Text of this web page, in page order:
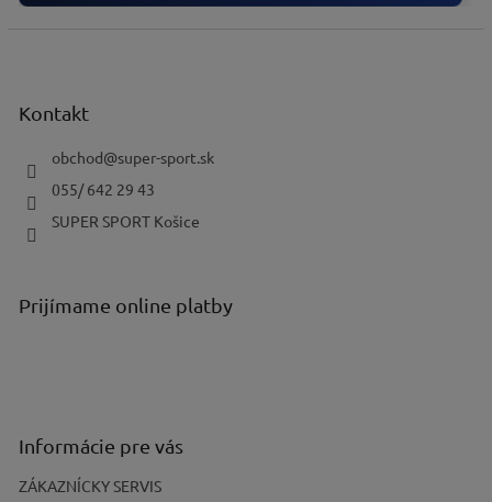
Kontakt
obchod@super-sport.sk
055/ 642 29 43
SUPER SPORT Košice
Prijímame online platby
Informácie pre vás
ZÁKAZNÍCKY SERVIS